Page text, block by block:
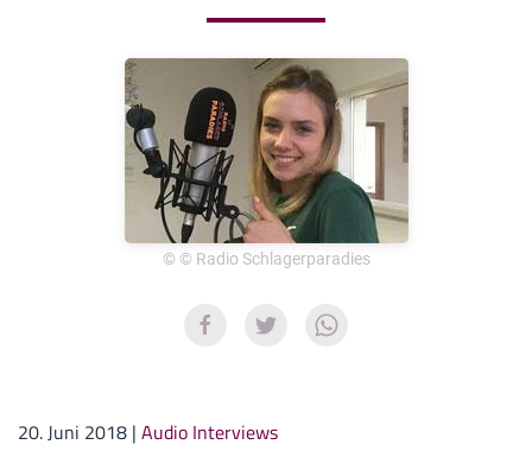
© © Radio Schlagerparadies
20. Juni 2018 | Audio Interviews